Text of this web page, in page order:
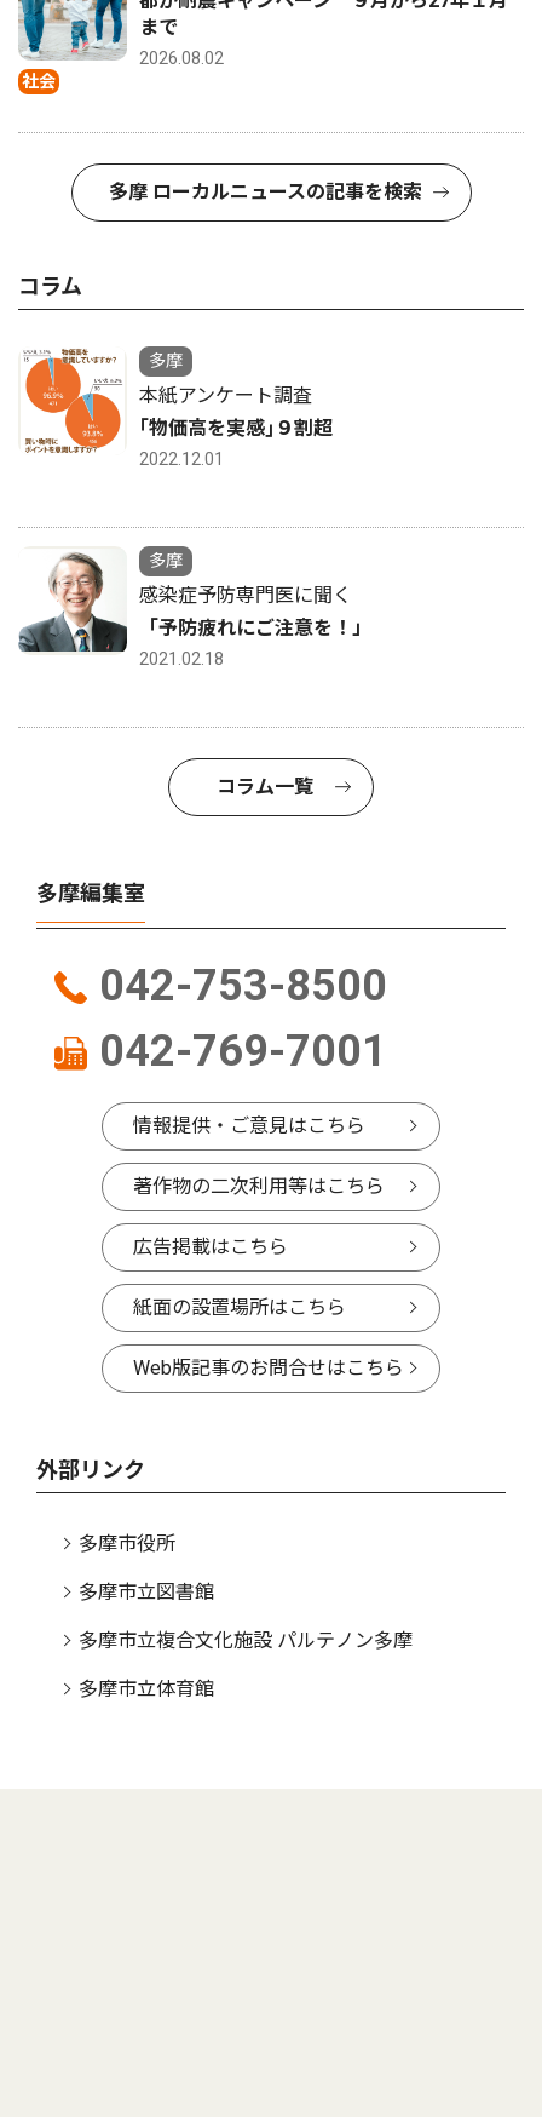
社会
まで
2026.08.02
多摩 ローカルニュースの記事を検索
コラム
多摩
本紙アンケート調査
｢物価高を実感｣９割超
2022.12.01
多摩
感染症予防専門医に聞く
「予防疲れにご注意を！」
2021.02.18
コラム一覧
多摩編集室
042-753-8500
042-769-7001
情報提供・ご意見はこちら
著作物の二次利用等はこちら
広告掲載はこちら
紙面の設置場所はこちら
Web版記事のお問合せはこちら
外部リンク
多摩市役所
多摩市立図書館
多摩市立複合文化施設 パルテノン多摩
多摩市立体育館